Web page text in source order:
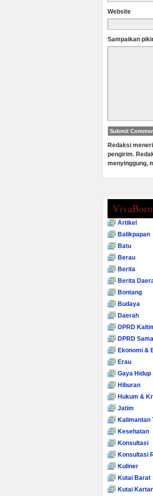
Website
Sampaikan
Redaksi
pengirim.
menyinggung,
Artikel
Balikpapan
Batu
Berau
Berita
Berita
Bontang
Budaya
Daerah
DPRD
DPRD
Ekonomi &
Erau
Gaya Hidup
Hiburan
Hukum &
Jatim
Kalimantan
Kesehatan
Konsultasi
Konsultasi
Kuliner
Kutai Barat
Kutai